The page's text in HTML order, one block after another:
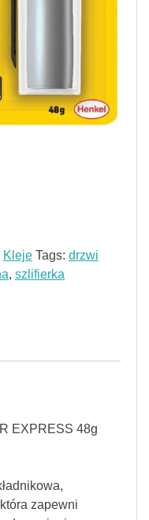
Kleje Tags: drzwi
, szlifierka
EXPRESS 48g
zapewni